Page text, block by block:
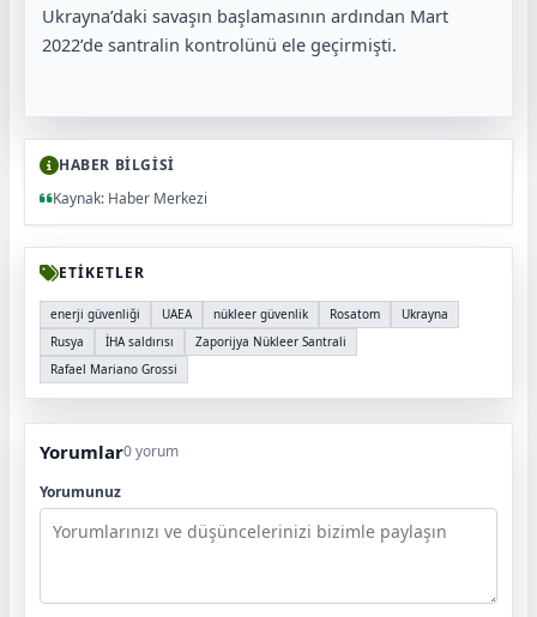
Ukrayna’daki savaşın başlamasının ardından Mart
2022’de santralin kontrolünü ele geçirmişti.
HABER BİLGİSİ
Kaynak: Haber Merkezi
ETİKETLER
enerji güvenliği UAEA nükleer güvenlik Rosatom
Ukrayna
Rusya
İHA saldırısı
Zaporijya Nükleer Santrali
Rafael Mariano Grossi
Yorumlar0 yorum
Yorumunuz